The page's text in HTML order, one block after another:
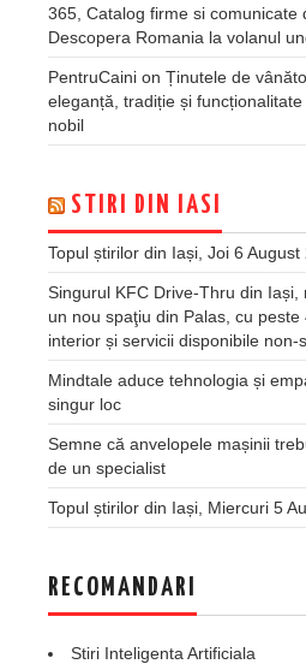
365, Catalog firme si comunicate
Descopera Romania la volanul
PentruCaini on Ținutele de
eleganță, tradiție și
nobil
STIRI DIN IASI
Topul știrilor din Iași, Joi 6 August
Singurul KFC Drive-Thru din Iași,
un nou spaţiu din Palas, cu peste
interior și servicii disponibile non-
Mindtale aduce tehnologia și
singur loc
Semne că anvelopele mașinii
de un specialist
Topul știrilor din Iași, Miercuri 5
RECOMANDARI
Stiri Inteligenta Artificiala